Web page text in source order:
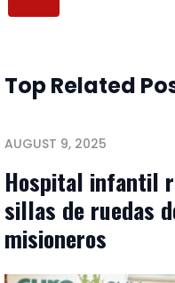
Top Related
AUGUST 9, 2025
Hospital infantil
sillas de ruedas
misioneros